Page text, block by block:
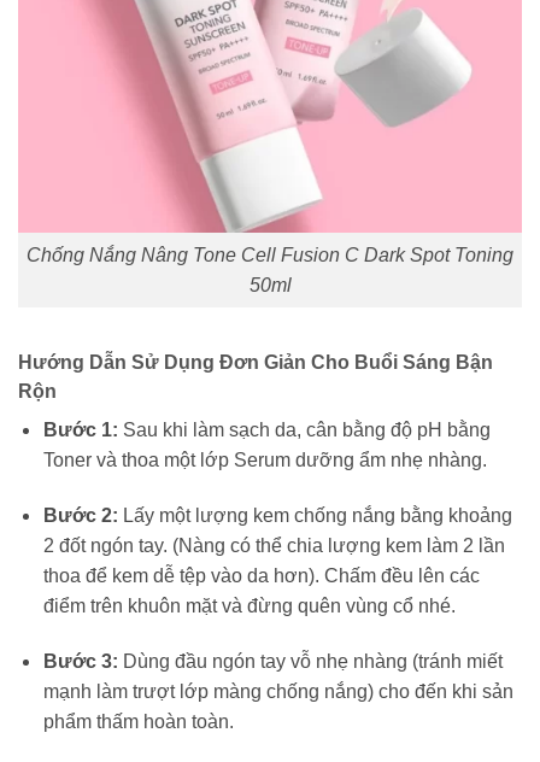
Chống Nắng Nâng Tone Cell Fusion C Dark Spot Toning
50ml
Hướng Dẫn Sử Dụng Đơn Giản Cho Buổi Sáng Bận
Rộn
Bước 1: Sau khi làm sạch da, cân bằng độ pH bằng
Toner và thoa một lớp Serum dưỡng ẩm nhẹ nhàng.
Bước 2: Lấy một lượng kem chống nắng bằng khoảng
2 đốt ngón tay. (Nàng có thể chia lượng kem làm 2 lần
thoa để kem dễ tệp vào da hơn). Chấm đều lên các
điểm trên khuôn mặt và đừng quên vùng cổ nhé.
Bước 3: Dùng đầu ngón tay vỗ nhẹ nhàng (tránh miết
mạnh làm trượt lớp màng chống nắng) cho đến khi sản
phẩm thấm hoàn toàn.